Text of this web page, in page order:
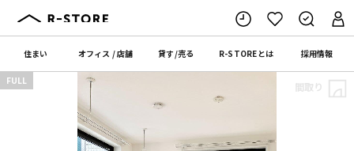
住まい オフィス /店舗 貸す/売る R-STOREとは 採用情報
FULL 間取り